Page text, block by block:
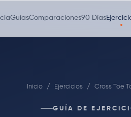
GuíasComparaciones90 Días
Inicio / Ejercicios / Cross Toe
GUÍA DE